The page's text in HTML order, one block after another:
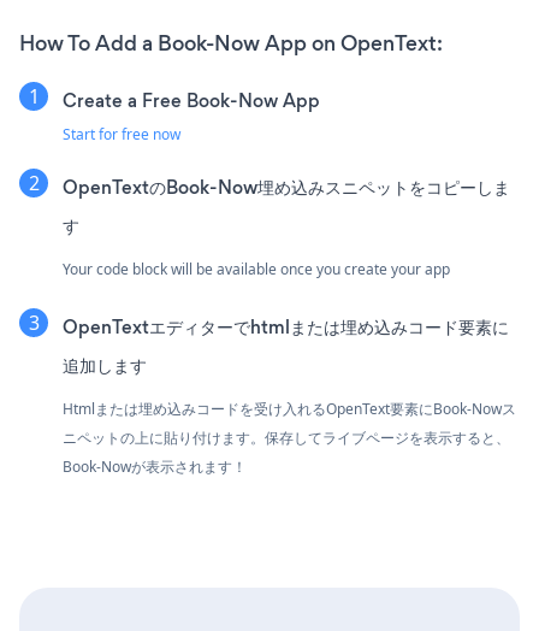
How To Add a Book-Now App on OpenText:
Create a Free Book-Now App
Start for free now
OpenTextのBook-Now埋め込みスニペットをコピーしま
す
Your code block will be available once you create your app
OpenTextエディターでhtmlまたは埋め込みコード要素に
追加します
Htmlまたは埋め込みコードを受け入れるOpenText要素にBook-Nowス
ニペットの上に貼り付けます。保存してライブページを表示すると、
Book-Nowが表示されます！